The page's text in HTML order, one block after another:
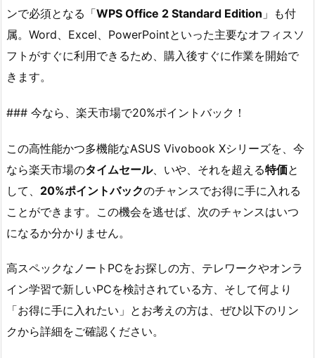
ンで必須となる「WPS Office 2 Standard Edition 」も付
属。Word、Excel、PowerPointといった主要なオフィスソ
フトがすぐに利用できるため、購入後すぐに作業を開始で
きます。
### 今なら、楽天市場で20%ポイントバック！
この高性能かつ多機能なASUS Vivobook Xシリーズを、今
なら楽天市場のタイムセール、いや、それを超える特価と
して、 20%ポイントバックのチャンスでお得に手に入れる
ことができます。この機会を逃せば、次のチャンスはいつ
になるか分かりません。
高スペックなノートPCをお探しの方、テレワークやオンラ
イン学習で新しいPCを検討されている方、そして何より
「お得に手に入れたい」とお考えの方は、ぜひ以下のリン
クから詳細をご確認ください。